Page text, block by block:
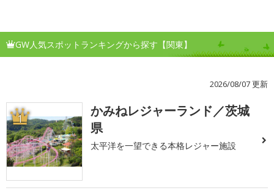
GW人気スポットランキングから探す【関東】
2026/08/07 更新
1
かみねレジャーランド／茨城
県
太平洋を一望できる本格レジャー施設